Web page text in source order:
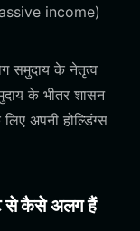
income)
समुदाय के नेतृत्व
के भीतर शासन
अपनी होल्डिंग्स
से कैसे अलग हैं